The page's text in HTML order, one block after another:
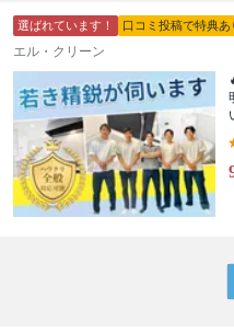
選ばれています！ 口コミ投稿で特典あ
エル・クリーン